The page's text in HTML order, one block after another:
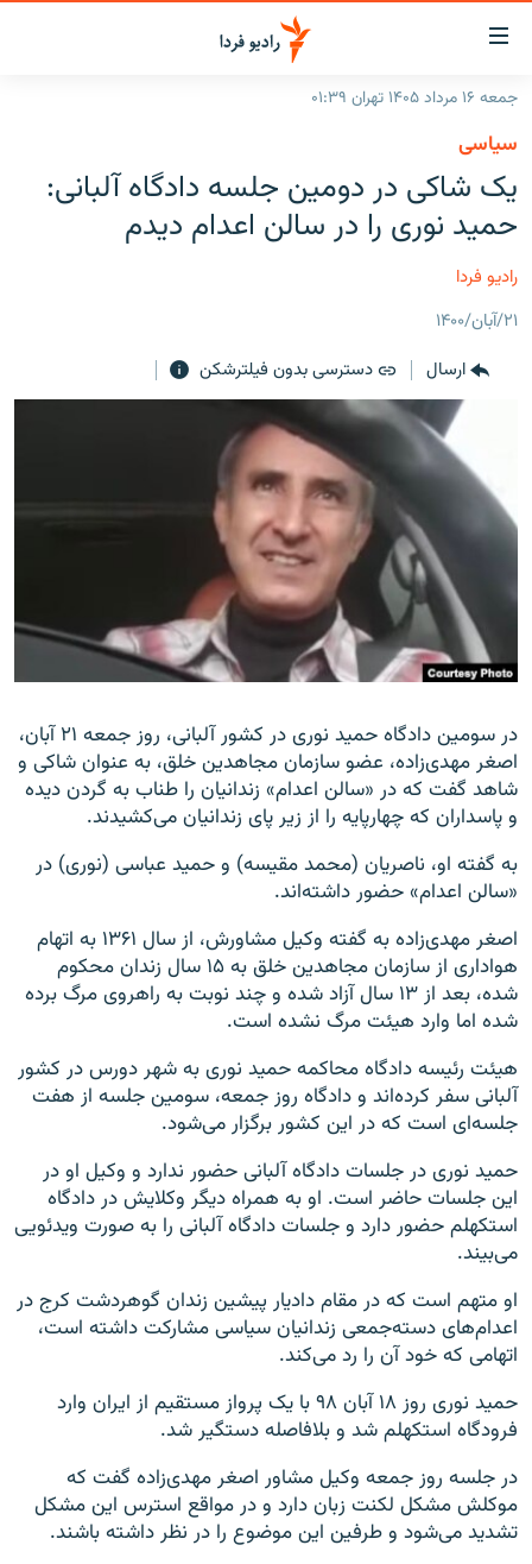
لینک‌های
قابلیت
دسترسی
بازگشت
منوی
اصلی
رفتن
به
صفحه
ایران
جهان
فرکانس‌ها
پادکست
چندرسانه‌ای
گزارش‌های تصویری
گزارش‌های ویدئویی
زنان فردا
English
به ما بپیوندید
زبان‌های دیگر
جمعه ۱۶ مرداد ۱۴۰۵ تهران ۰۱:۳۹
سیاسی
یک شاکی در دومین جلسه دادگاه آلبانی:
حمید نوری را در سالن اعدام دیدم
رادیو فردا
۲۱/آبان/۱۴۰۰
ارسال
دسترسی بدون فیلترشکن
در سومین دادگاه حمید نوری در کشور آلبانی، روز جمعه ۲۱ آبان،
اصغر مهدی‌زاده، عضو سازمان مجاهدین خلق، به عنوان شاکی و
شاهد گفت که در «سالن اعدام» زندانیان را طناب به گردن دیده
و پاسداران که چهارپایه را از زیر پای زندانیان می‌کشیدند.
به گفته او، ناصریان (محمد مقیسه) و حمید عباسی (نوری) در
«سالن اعدام»​ حضور داشته‌اند.
اصغر مهدی‌زاده به گفته وکیل مشاورش، از سال ۱۳۶۱ به اتهام
هواداری از سازمان مجاهدین خلق به ۱۵ سال زندان محکوم
شده، بعد از ۱۳ سال آزاد شده و چند نوبت به راهروی مرگ برده
شده اما وارد هیئت مرگ نشده است.
هیئت رئیسه دادگاه محاکمه حمید نوری به شهر دورس در کشور
آلبانی سفر کرده‌اند و دادگاه روز جمعه، سومین جلسه از هفت
جلسه‌ای است که در این کشور برگزار می‌شود.
حمید نوری در جلسات دادگاه آلبانی حضور ندارد و وکیل او در
این جلسات حاضر است. او به همراه دیگر وکلایش در دادگاه
استکهلم حضور دارد و جلسات دادگاه آلبانی را به صورت ویدئویی
می‌بیند.
او متهم است که در مقام دادیار پیشین زندان گوهردشت کرج در
اعدام‌های دسته‌جمعی زندانیان سیاسی مشارکت داشته است،
اتهامی که خود آن را رد می‌کند.
حمید نوری روز ۱۸ آبان ۹۸ با یک پرواز مستقیم از ایران وارد
فرودگاه استکهلم شد و بلافاصله دستگیر شد.
در جلسه روز جمعه وکیل مشاور اصغر مهدی‌زاده گفت که
موکلش مشکل لکنت زبان دارد و در مواقع استرس این مشکل
تشدید می‌شود و طرفین این موضوع را در نظر داشته باشند.